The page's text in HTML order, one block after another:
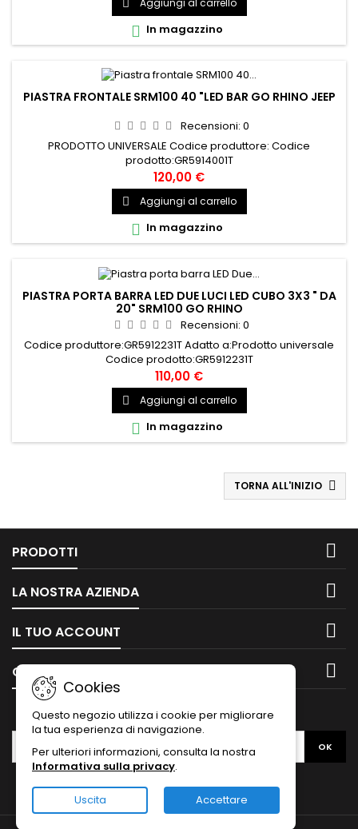

 In magazzino
PIASTRA FRONTALE SRM100 40 "LED BAR GO RHINO JEEP
Recensioni: 0
PRODOTTO UNIVERSALE Codice produttore: Codice
prodotto:GR5914001T
120,00 €
 Aggiungi al carrello
 In magazzino
PIASTRA PORTA BARRA LED DUE LUCI LED CUBO 3X3 " DA
20" SRM100 GO RHINO
Recensioni: 0
Codice produttore:GR5912231T Adatto a:Prodotto universale
Codice prodotto:GR5912231T
110,00 €
 Aggiungi al carrello
 In magazzino
TORNA ALL'INIZIO 
PRODOTTI 
LA NOSTRA AZIENDA 
IL TUO ACCOUNT 
CONTATTO 
Cookies
Questo negozio utilizza i cookie per migliorare
la tua esperienza di navigazione.
Per ulteriori informazioni, consulta la nostra
Informativa sulla privacy.
Uscita Accettare
NEWSLETTER